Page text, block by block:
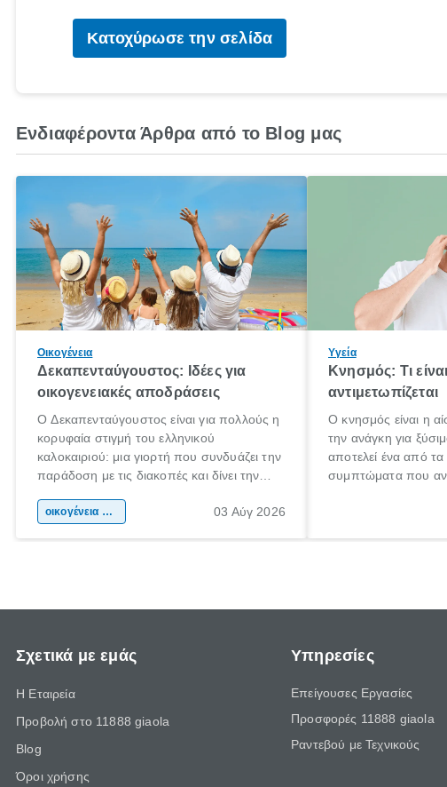
Κατοχύρωσε την σελίδα
Ενδιαφέροντα Άρθρα από το Blog μας
Οικογένεια
Δεκαπενταύγουστος: Ιδέες για
οικογενειακές αποδράσεις
Ο Δεκαπενταύγουστος είναι για πολλούς η
κορυφαία στιγμή του ελληνικού
καλοκαιριού: μια γιορτή που συνδυάζει την
παράδοση με τις διακοπές και δίνει την
χώρας. Είτε πρόκειται για λίγες μέρες
οικογένεια & παιδί 03 Αύγ 2026
Υγεία
Κνησμός: Τι
αντιμετωπίζεται
Ο κνησμός είναι η
την ανάγκη για
αποτελεί ένα από
συμπτώματα που
πληροφορίες για το
Σχετικά με εμάς
Η Εταιρεία
Προβολή στο 11888 giaola
Blog
Όροι χρήσης
Υπηρεσίες
Επείγουσες Εργασίες
Προσφορές 11888 giaola
Ραντεβού με Τεχνικούς